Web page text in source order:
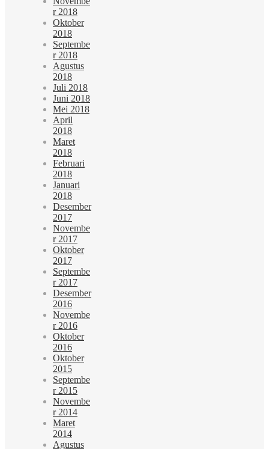
r 2018
Oktober
2018
Septembe
r 2018
Agustus
2018
Juli 2018
Juni 2018
Mei 2018
April
2018
Maret
2018
Februari
2018
Januari
2018
Desember
2017
Novembe
r 2017
Oktober
2017
Septembe
r 2017
Desember
2016
Novembe
r 2016
Oktober
2016
Oktober
2015
Septembe
r 2015
Novembe
r 2014
Maret
2014
Agustus